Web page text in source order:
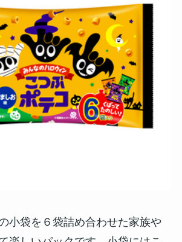
小袋を６袋詰め合わせた家族や